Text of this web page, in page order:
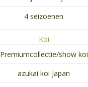
4 seizoenen
Koi
Premiumcollectie/show koi
azukai koi Japan